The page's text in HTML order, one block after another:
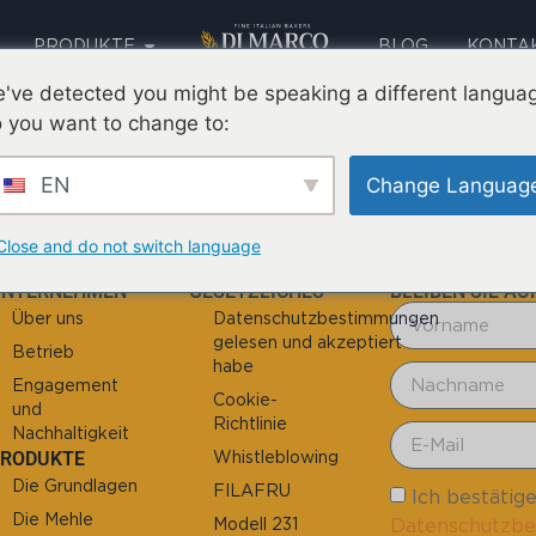
PRODUKTE
AUSBILDUNG
BLOG
SPRACHE
Einfach zu
Über uns
Betrieb
Engagement
und
Nachhaltigkeit
Die Grundlagen
Die Mehle
GESETZLICHES
Datenschutzbestimmungen
gelesen und akzeptiert
habe
Cookie-
Richtlinie
Whistleblowing
FILAFRU
Modell 231
BLEIBEN SIE
Ich
detected you might be speaking a different
you want to change to:
EN Change
and do not switch language